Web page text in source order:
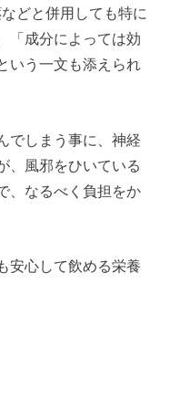
どと併用しても特に
「成分によっては効
いう一文も添えられ
でしまう事に、神経
、風邪をひいている
、なるべく負担をか
安心して飲める栄養